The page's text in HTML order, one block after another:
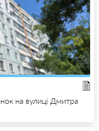
на вулиці Дмитра